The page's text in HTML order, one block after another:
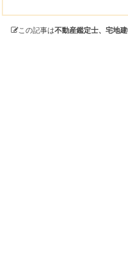
この記事は不動産鑑定士、宅地